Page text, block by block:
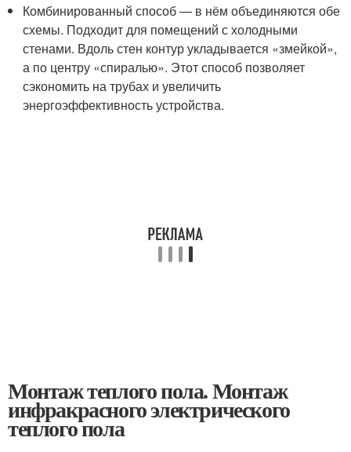
Комбинированный способ — в нём объединяются обе
схемы. Подходит для помещений с холодными
стенами. Вдоль стен контур укладывается «змейкой»,
а по центру «спиралью». Этот способ позволяет
сэкономить на трубах и увеличить
энергоэффективность устройства.
Монтаж теплого пола. Монтаж
инфракрасного электрического
теплого пола